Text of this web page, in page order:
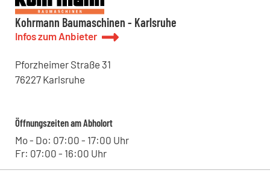
Kohrmann Baumaschinen - Bitterfeld
Leipziger Straße 11, 06749 - Bitterfeld-Wolfen , DE
Kohrmann Baumaschinen - Halle
Lieskauer Straße 4, 06120 - Halle (Saale) , DE
Westringstraße 101, 04435 - Schkeuditz , DE
Kohrmann Baumaschinen - Karlsruhe
Infos zum Anbieter
Pforzheimer Straße 31
76227 Karlsruhe
Öffnungszeiten am Abholort
Mo - Do: 07:00 - 17:00 Uhr
Fr: 07:00 - 16:00 Uhr